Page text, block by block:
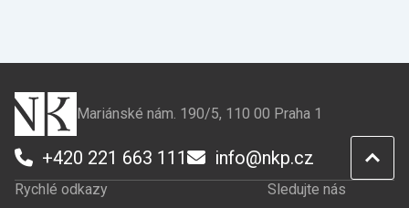
Mariánské nám. 190/5, 110 00 Praha 1
+420 221 663 111 info@nkp.cz
Rychlé odkazy Sledujte nás